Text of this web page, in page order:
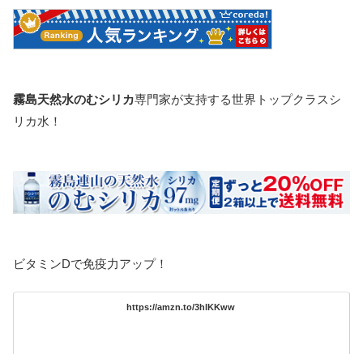
霧島天然水のむシリカ専門家が支持する世界トップクラスシ
リカ水！
ビタミンDで免疫力アップ！
https://amzn.to/3hlKKww